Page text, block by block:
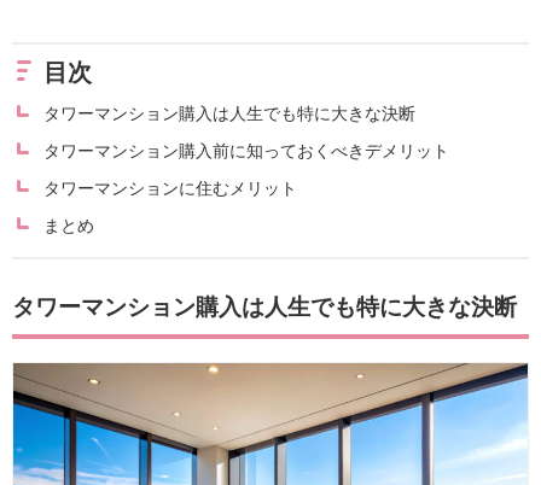
目次
タワーマンション購入は人生でも特に大きな決断
タワーマンション購入前に知っておくべきデメリット
タワーマンションに住むメリット
まとめ
タワーマンション購入は人生でも特に大きな決断